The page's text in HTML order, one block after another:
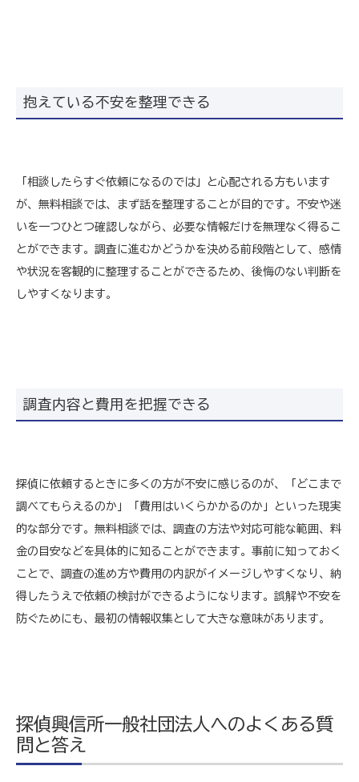
抱えている不安を整理できる
「相談したらすぐ依頼になるのでは」と心配される方もいます
が、無料相談では、まず話を整理することが目的です。不安や迷
いを一つひとつ確認しながら、必要な情報だけを無理なく得るこ
とができます。調査に進むかどうかを決める前段階として、感情
や状況を客観的に整理することができるため、後悔のない判断を
しやすくなります。
調査内容と費用を把握できる
探偵に依頼するときに多くの方が不安に感じるのが、「どこまで
調べてもらえるのか」「費用はいくらかかるのか」といった現実
的な部分です。無料相談では、調査の方法や対応可能な範囲、料
金の目安などを具体的に知ることができます。事前に知っておく
ことで、調査の進め方や費用の内訳がイメージしやすくなり、納
得したうえで依頼の検討ができるようになります。誤解や不安を
防ぐためにも、最初の情報収集として大きな意味があります。
探偵興信所一般社団法人へのよくある質
問と答え